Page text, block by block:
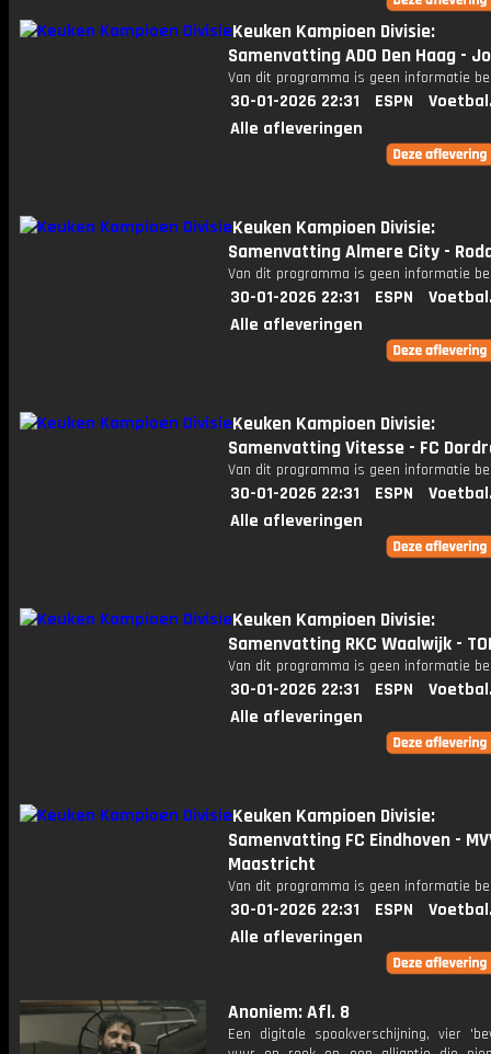
Keuken Kampioen Divisie:
Samenvatting ADO Den Haag -
Van dit programma is geen informatie
30-01-2026 22:31 ESPN
Alle afleveringen
Keuken Kampioen Divisie:
Samenvatting Almere City -
Van dit programma is geen informatie
30-01-2026 22:31 ESPN
Alle afleveringen
Keuken Kampioen Divisie:
Samenvatting Vitesse - FC
Van dit programma is geen informatie
30-01-2026 22:31 ESPN
Alle afleveringen
Keuken Kampioen Divisie:
Samenvatting RKC Waalwijk -
Van dit programma is geen informatie
30-01-2026 22:31 ESPN
Alle afleveringen
Keuken Kampioen Divisie:
Samenvatting FC Eindhoven -
Maastricht
Van dit programma is geen informatie
30-01-2026 22:31 ESPN
Alle afleveringen
Anoniem: Afl. 8
Een digitale spookverschijning, vier